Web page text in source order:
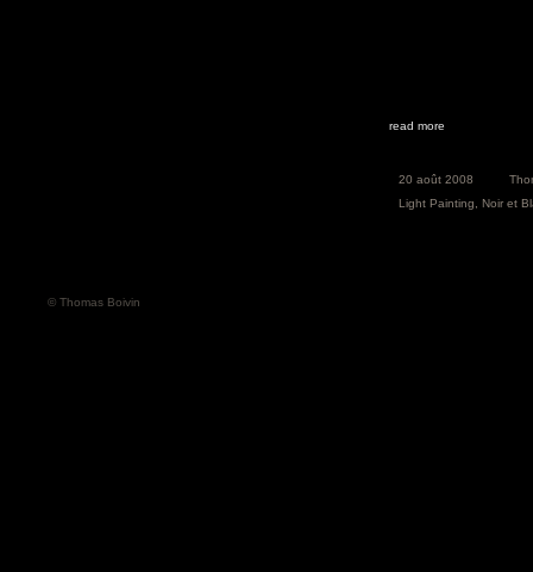
read more
20 août 2008
Light Painting
Noir et
© Thomas Boivin